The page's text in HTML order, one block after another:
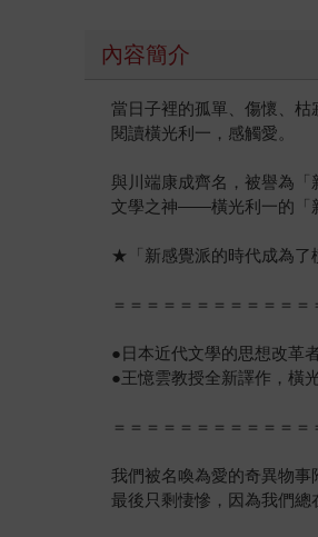
內容簡介
當日子裡的孤單、傷懷、枯
閱讀橫光利一，感觸愛。
與川端康成齊名，被譽為「
文學之神——橫光利一的「
★「新感覺派的時代成為
＝＝＝＝＝＝＝＝＝＝＝
●日本近代文學的思想改革
●王憶雲教授全新譯作，橫
＝＝＝＝＝＝＝＝＝＝＝
我們被名喚為愛的奇異物事
最後只剩悽慘，因為我們總